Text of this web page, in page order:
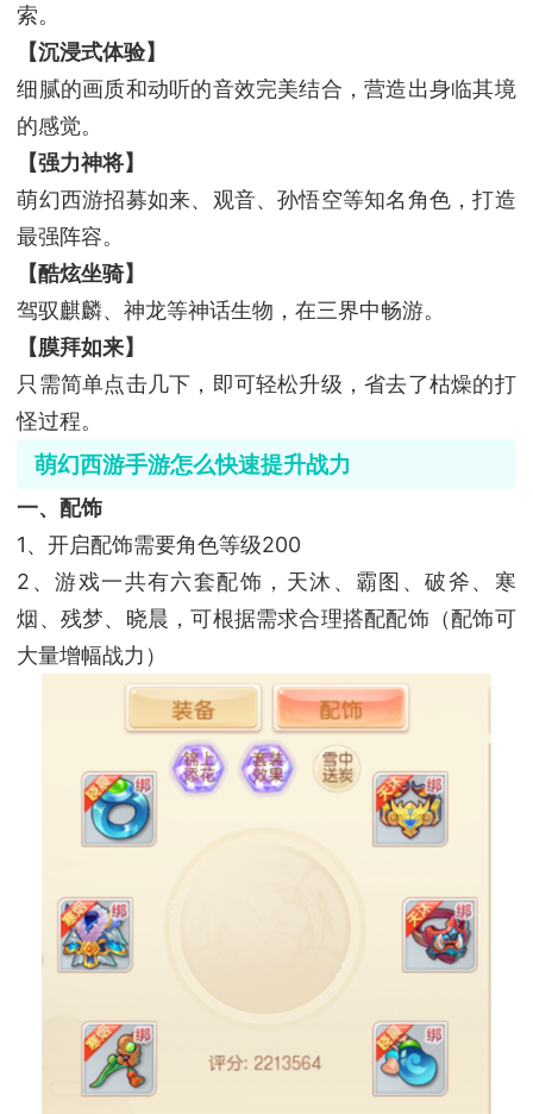
索。
【沉浸式体验】
细腻的画质和动听的音效完美结合，营造出身临其境
的感觉。
【强力神将】
萌幻西游招募如来、观音、孙悟空等知名角色，打造
最强阵容。
【酷炫坐骑】
驾驭麒麟、神龙等神话生物，在三界中畅游。
【膜拜如来】
只需简单点击几下，即可轻松升级，省去了枯燥的打
怪过程。
萌幻西游手游怎么快速提升战力
一、配饰
1、开启配饰需要角色等级200
2、游戏一共有六套配饰，天沐、霸图、破斧、寒
烟、残梦、晓晨，可根据需求合理搭配配饰（配饰可
大量增幅战力）